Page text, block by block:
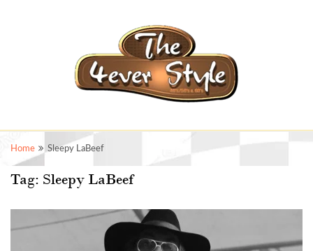
Home Sleepy LaBeef
Tag: Sleepy LaBeef